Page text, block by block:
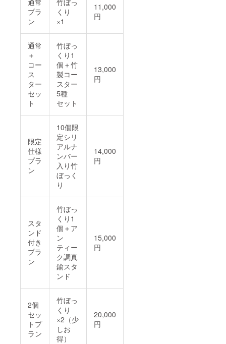
通常
プラ
ン
竹ぼっ
くり
×1
11,000
円
通常
＋
コー
ス
ター
セッ
ト
竹ぼっ
くり1
個＋竹
製コー
スター
5種
セット
13,000
円
限定
仕様
プラ
ン
10個限
定シリ
アルナ
ンバー
入り竹
ぼっく
り
14,000
円
スタ
ンド
付き
プラ
ン
竹ぼっ
くり1
個＋ア
ン
ティー
ク調真
鍮スタ
ンド
15,000
円
2個
セッ
トプ
ラン
竹ぼっ
くり
×2（少
しお
得）
20,000
円